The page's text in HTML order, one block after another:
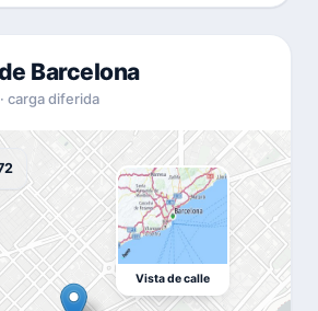
Barcelona
carga diferida
Vista de calle